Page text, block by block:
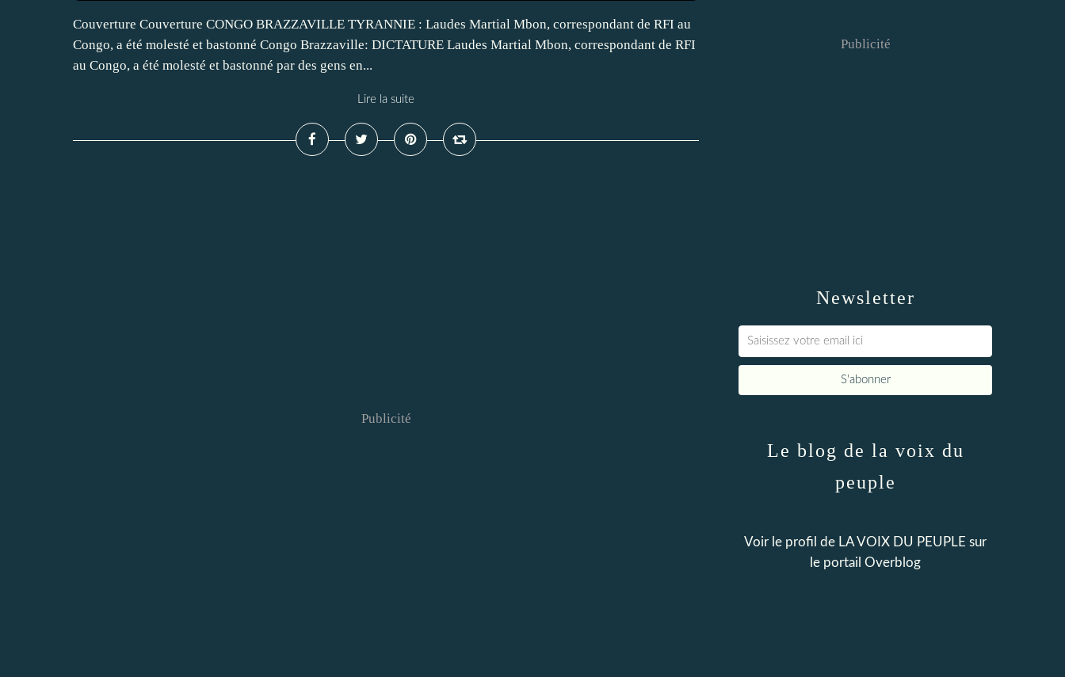
Couverture Couverture CONGO BRAZZAVILLE TYRANNIE : Laudes Martial Mbon, correspondant de RFI au
Congo, a été molesté et bastonné Congo Brazzaville: DICTATURE Laudes Martial Mbon, correspondant de RFI
au Congo, a été molesté et bastonné par des gens en...
Lire la suite
Publicité
Newsletter
Publicité
Le blog de la voix du
peuple
Voir le profil de LA VOIX DU PEUPLE sur
le portail Overblog